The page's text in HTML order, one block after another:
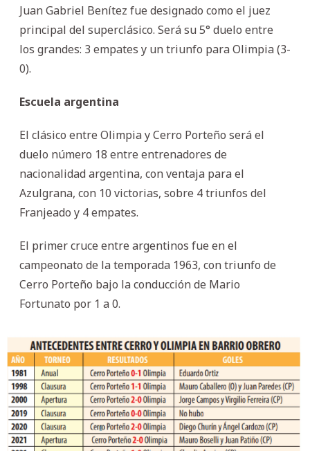
Juan Gabriel Benítez fue designado como el juez
principal del superclásico. Será su 5° duelo entre
los grandes: 3 empates y un triunfo para Olimpia (3-
0).
Escuela argentina
El clásico entre Olimpia y Cerro Porteño será el
duelo número 18 entre entrenadores de
nacionalidad argentina, con ventaja para el
Azulgrana, con 10 victorias, sobre 4 triunfos del
Franjeado y 4 empates.
El primer cruce entre argentinos fue en el
campeonato de la temporada 1963, con triunfo de
Cerro Porteño bajo la conducción de Mario
Fortunato por 1 a 0.